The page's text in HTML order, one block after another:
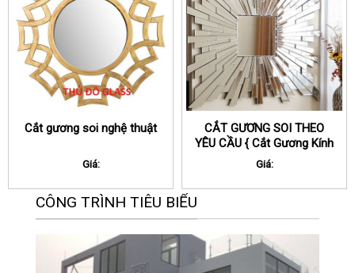
Cắt gương soi nghệ thuật
Giá:
CẮT GƯƠNG SOI THEO
YÊU CẦU { Cắt Gương Kính
}
Giá:
CÔNG TRÌNH TIÊU BIỂU